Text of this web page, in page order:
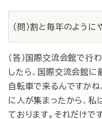
（問）割と毎年のように
（答）国際交流会館で行
したら、国際交流会館に
自転車で来るんですかね
に人が集まったから、私
ております。それだけです